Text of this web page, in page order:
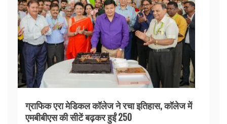
ग्राफिक एरा मेडिकल कॉलेज ने रचा इतिहास, कॉलेज में
एमबीबीएस की सीटें बढ़कर हुईं 250